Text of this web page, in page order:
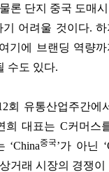
론 단지 중국 도매
어려울 것이다. 하
기에 브랜딩 역량
수도 있다.
회 유통산업주간에
희 대표는 C커머스
‘China중국’가 아닌
거래 시장의 경쟁이